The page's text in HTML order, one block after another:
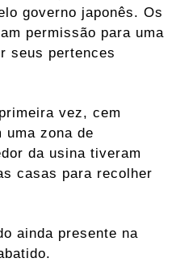
governo japonês. Os
permissão para uma
seus pertences
vez, cem
uma zona de
da usina tiveram
casas para recolher
ainda presente na